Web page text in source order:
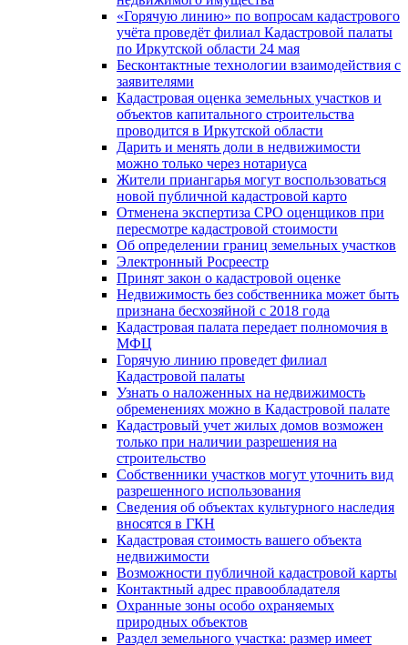
«Горячую линию» по вопросам кадастрового
учёта проведёт филиал Кадастровой палаты
по Иркутской области 24 мая
Бесконтактные технологии взаимодействия с
заявителями
Кадастровая оценка земельных участков и
объектов капитального строительства
проводится в Иркутской области
Дарить и менять доли в недвижимости
можно только через нотариуса
Жители приангарья могут воспользоваться
новой публичной кадастровой карто
Отменена экспертиза СРО оценщиков при
пересмотре кадастровой стоимости
Об определении границ земельных участков
Электронный Росреестр
Принят закон о кадастровой оценке
Недвижимость без собственника может быть
признана бесхозяйной с 2018 года
Кадастровая палата передает полномочия в
МФЦ
Горячую линию проведет филиал
Кадастровой палаты
Узнать о наложенных на недвижимость
обременениях можно в Кадастровой палате
Кадастровый учет жилых домов возможен
только при наличии разрешения на
строительство
Собственники участков могут уточнить вид
разрешенного использования
Сведения об объектах культурного наследия
вносятся в ГКН
Кадастровая стоимость вашего объекта
недвижимости
Возможности публичной кадастровой карты
Контактный адрес правообладателя
Охранные зоны особо охраняемых
природных объектов
Раздел земельного участка: размер имеет